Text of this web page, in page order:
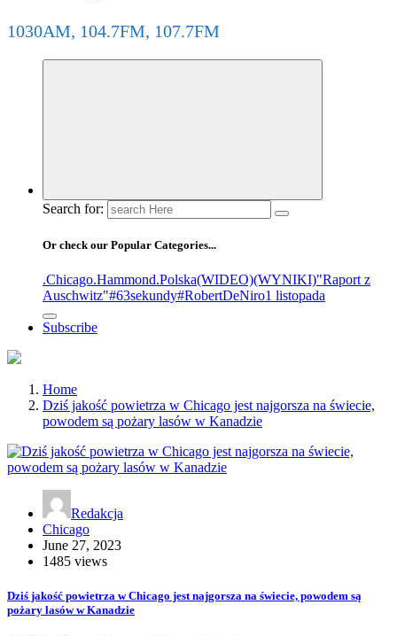
1030AM, 104.7FM, 107.7FM
Search for:
Or check our Popular Categories...
.Chicago.Hammond.Polska(WIDEO)(WYNIKI)"Raport z
Auschwitz"#63sekundy#RobertDeNiro1 listopada
Subscribe
Home
Dziś jakość powietrza w Chicago jest najgorsza na świecie,
powodem są pożary lasów w Kanadzie
Redakcja
Chicago
June 27, 2023
1485 views
Dziś jakość powietrza w Chicago jest najgorsza na świecie, powodem są
pożary lasów w Kanadzie